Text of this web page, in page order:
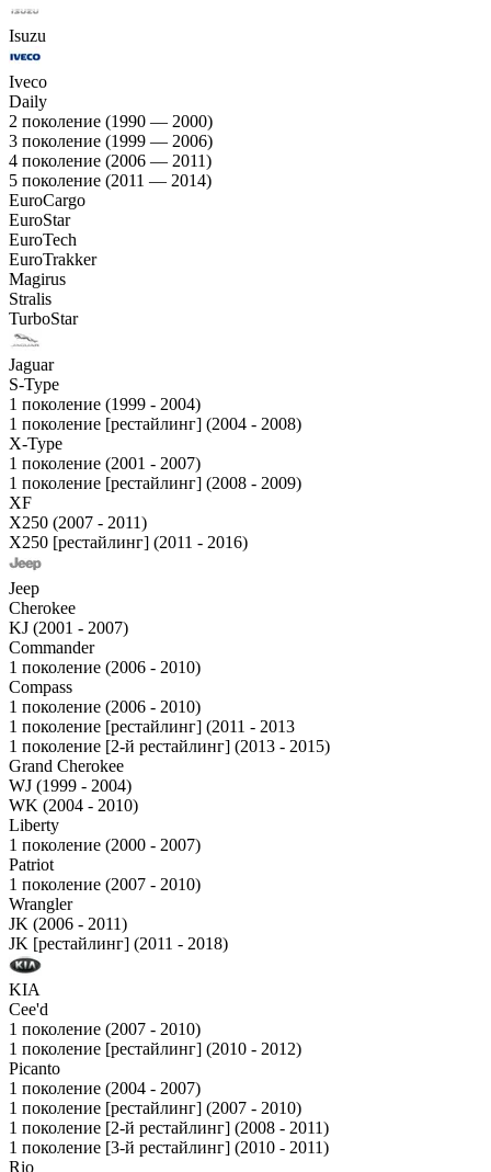
Isuzu
Iveco
Daily
2 поколение (1990 — 2000)
3 поколение (1999 — 2006)
4 поколение (2006 — 2011)
5 поколение (2011 — 2014)
EuroCargo
EuroStar
EuroTech
EuroTrakker
Magirus
Stralis
TurboStar
Jaguar
S-Type
1 поколение (1999 - 2004)
1 поколение [рестайлинг] (2004 - 2008)
X-Type
1 поколение (2001 - 2007)
1 поколение [рестайлинг] (2008 - 2009)
XF
X250 (2007 - 2011)
X250 [рестайлинг] (2011 - 2016)
Jeep
Cherokee
KJ (2001 - 2007)
Commander
1 поколение (2006 - 2010)
Compass
1 поколение (2006 - 2010)
1 поколение [рестайлинг] (2011 - 2013
1 поколение [2-й рестайлинг] (2013 - 2015)
Grand Cherokee
WJ (1999 - 2004)
WK (2004 - 2010)
Liberty
1 поколение (2000 - 2007)
Patriot
1 поколение (2007 - 2010)
Wrangler
JK (2006 - 2011)
JK [рестайлинг] (2011 - 2018)
KIA
Cee'd
1 поколение (2007 - 2010)
1 поколение [рестайлинг] (2010 - 2012)
Picanto
1 поколение (2004 - 2007)
1 поколение [рестайлинг] (2007 - 2010)
1 поколение [2-й рестайлинг] (2008 - 2011)
1 поколение [3-й рестайлинг] (2010 - 2011)
Rio